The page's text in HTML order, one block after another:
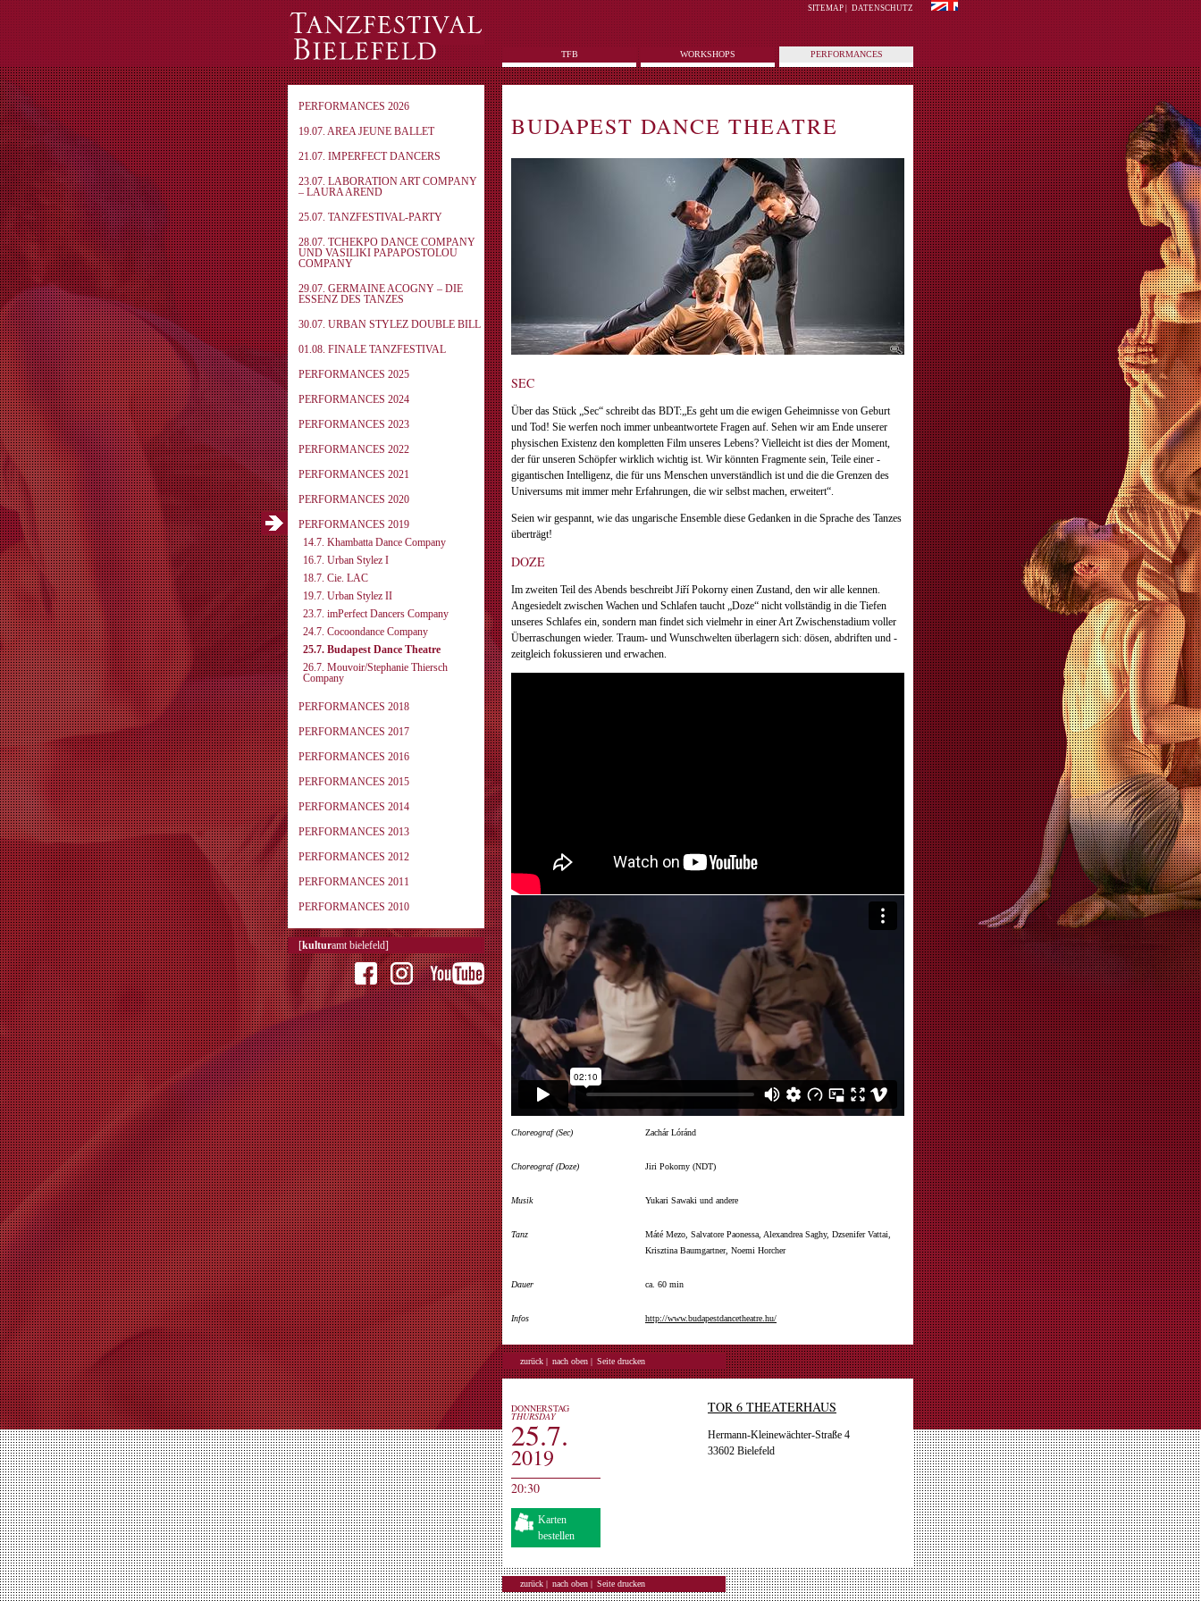
SITEMAP| DATENSCHUTZ
TFB WORKSHOPS PERFORMANCES
PERFORMANCES 2026
19.07. AREA JEUNE BALLET
21.07. IMPERFECT DANCERS
23.07. LABORATION ART COMPANY
– LAURA AREND
25.07. TANZFESTIVAL-PARTY
28.07. TCHEKPO DANCE COMPANY
UND VASILIKI PAPAPOSTOLOU
COMPANY
29.07. GERMAINE ACOGNY – DIE
ESSENZ DES TANZES
30.07. URBAN STYLEZ DOUBLE BILL
01.08. FINALE TANZFESTIVAL
PERFORMANCES 2025
PERFORMANCES 2024
PERFORMANCES 2023
PERFORMANCES 2022
PERFORMANCES 2021
PERFORMANCES 2020
PERFORMANCES 2019
14.7. Khambatta Dance Company
16.7. Urban Stylez I
18.7. Cie. LAC
19.7. Urban Stylez II
23.7. imPerfect Dancers Company
24.7. Cocoondance Company
25.7. Budapest Dance Theatre
26.7. Mouvoir/Stephanie Thiersch
Company
PERFORMANCES 2018
PERFORMANCES 2017
PERFORMANCES 2016
PERFORMANCES 2015
PERFORMANCES 2014
PERFORMANCES 2013
PERFORMANCES 2012
PERFORMANCES 2011
PERFORMANCES 2010
[kulturamt bielefeld]
BUDAPEST DANCE THEATRE
SEC
Über das Stück „Sec“ schreibt das BDT:„Es geht um die ewigen Geheimnisse von Geburt
und Tod! Sie werfen noch immer ­unbeantwortete Fragen auf. Sehen wir am Ende unserer
physischen Existenz den kom­plet­ten Film unseres Lebens? Vielleicht ist dies der Moment,
der für ­unseren Schöpfer wirklich wichtig ist. Wir könnten Fragmente sein, Teile einer ­
gigantischen Intelligenz, die für uns Menschen unverständlich ist und die die Grenzen des
Universums mit immer mehr Erfahrungen, die wir selbst machen, erweitert“.
Seien wir gespannt, wie das ungarische Ensemble ­diese Gedanken in die Sprache des Tanzes
überträgt!
DOZE
Im zweiten Teil des Abends beschreibt Jiří Pokorny einen Zustand, den wir alle kennen.
Angesiedelt zwischen Wachen und Schlafen taucht „Doze“ nicht vollständig in die Tiefen
unseres Schlafes ein, sondern man findet sich vielmehr in einer Art Zwischenstadium voller
Überraschungen wieder. Traum- und Wunschwelten überlagern sich: dösen, abdriften und ­
zeitgleich fokussieren und erwachen.
Choreograf (Sec) Zachár Lóránd
Choreograf (Doze) Jiri Pokorny (NDT)
Musik Yukari Sawaki und andere
Tanz
Máté Mezo, Salvatore Paonessa, Alexandrea Saghy, Dzsenifer Vattai,
Krisztina Baumgartner, Noemi Horcher
Dauer ca. 60 min
Infos http://www.budapestdancetheatre.hu/
zurück | nach oben | Seite drucken
DONNERSTAG
THURSDAY
25.7.
2019
20:30
Karten
bestellen
TOR 6 THEATERHAUS
Hermann-Kleinewächter-Straße 4
33602 Bielefeld
zurück | nach oben | Seite drucken